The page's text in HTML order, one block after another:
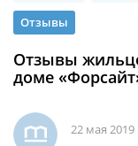
Отзывы
Отзывы
доме
22 мая 2019